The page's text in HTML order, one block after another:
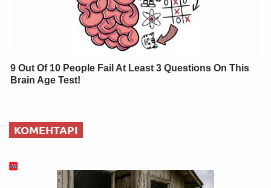
9 Out Of 10 People Fail At Least 3 Questions On This
Brain Age Test!
КОМЕНТАРІ